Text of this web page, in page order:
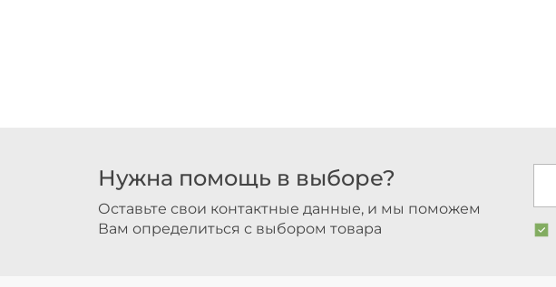
Нужна помощь в выборе?
Оставьте свои контактные данные, и мы поможем
Вам определиться с выбором товара